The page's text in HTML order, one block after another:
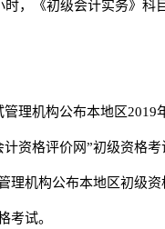
时，《初级会计实务》
管理机构公布本地区
计资格评价网”初级资格
理机构公布本地区初级
考试。